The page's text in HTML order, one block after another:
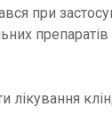
при